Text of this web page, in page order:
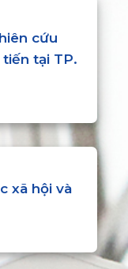
cứu
tại TP.
xã hội và